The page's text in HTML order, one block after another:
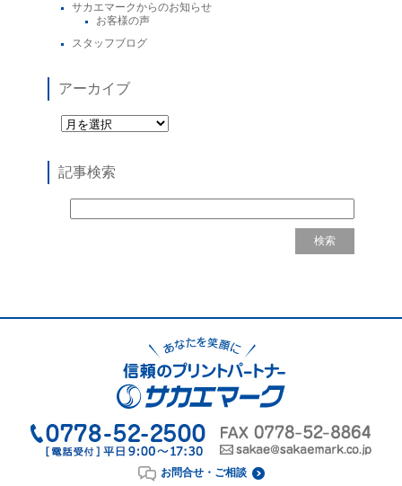
サカエマークからのお知らせ
お客様の声
スタッフブログ
アーカイブ
記事検索
お問合せ・ご相談